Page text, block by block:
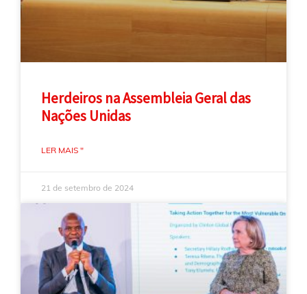
Herdeiros na Assembleia Geral das
Nações Unidas
LER MAIS "
21 de setembro de 2024